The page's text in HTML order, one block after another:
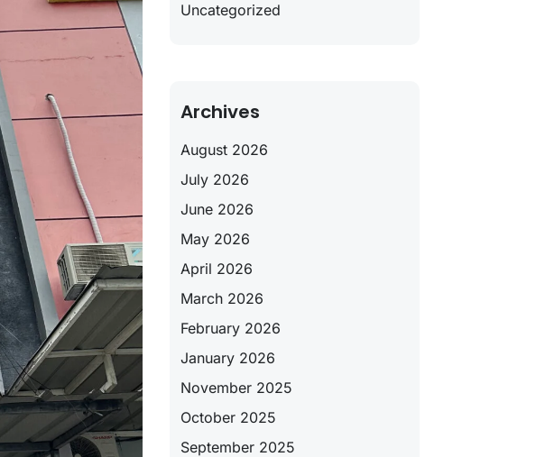
Uncategorized
Archives
August 2026
July 2026
June 2026
May 2026
April 2026
March 2026
February 2026
January 2026
November 2025
October 2025
September 2025